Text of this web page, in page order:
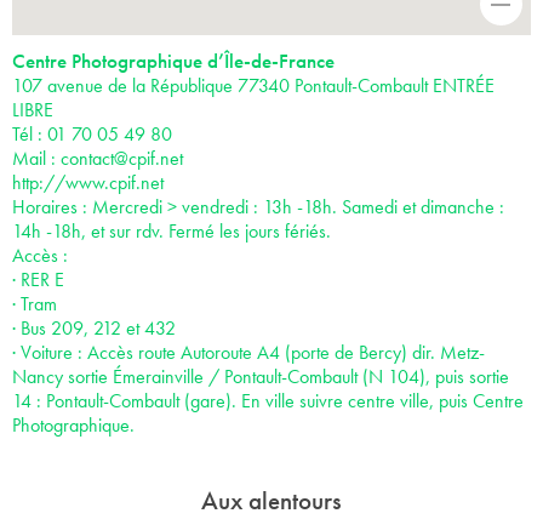
-
Centre Photographique d’Île-de-France
107 avenue de la République 77340 Pontault-Combault ENTRÉE
LIBRE
Tél : 01 70 05 49 80
Mail : contact@cpif.net
http://www.cpif.net
Horaires : Mercredi > vendredi : 13h -18h. Samedi et dimanche :
14h -18h, et sur rdv. Fermé les jours fériés.
Accès :
· RER E
· Tram
· Bus 209, 212 et 432
· Voiture : Accès route Autoroute A4 (porte de Bercy) dir. Metz-
Nancy sortie Émerainville / Pontault-Combault (N 104), puis sortie
14 : Pontault-Combault (gare). En ville suivre centre ville, puis Centre
Photographique.
Aux alentours